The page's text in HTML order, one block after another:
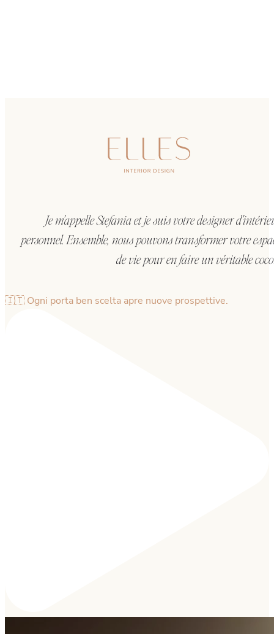
Je m'appelle Stefania et je suis votre designer
personnel. Ensemble, nous pouvons transformer votre
de vie pour en faire un véritable
🇮🇹 Ogni porta ben scelta apre nuove prospettive.